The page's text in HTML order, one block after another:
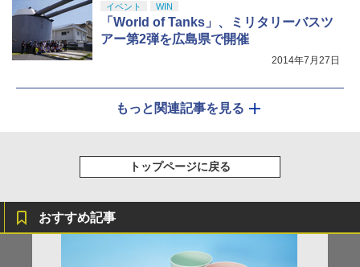
イベント WIN
「World of Tanks」、ミリタリーバスツ
アー第2弾を広島県で開催
2014年7月27日
もっと関連記事を見る
トップページに戻る
おすすめ記事